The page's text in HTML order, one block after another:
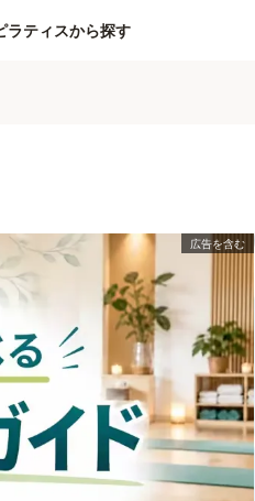
ラティスから探す